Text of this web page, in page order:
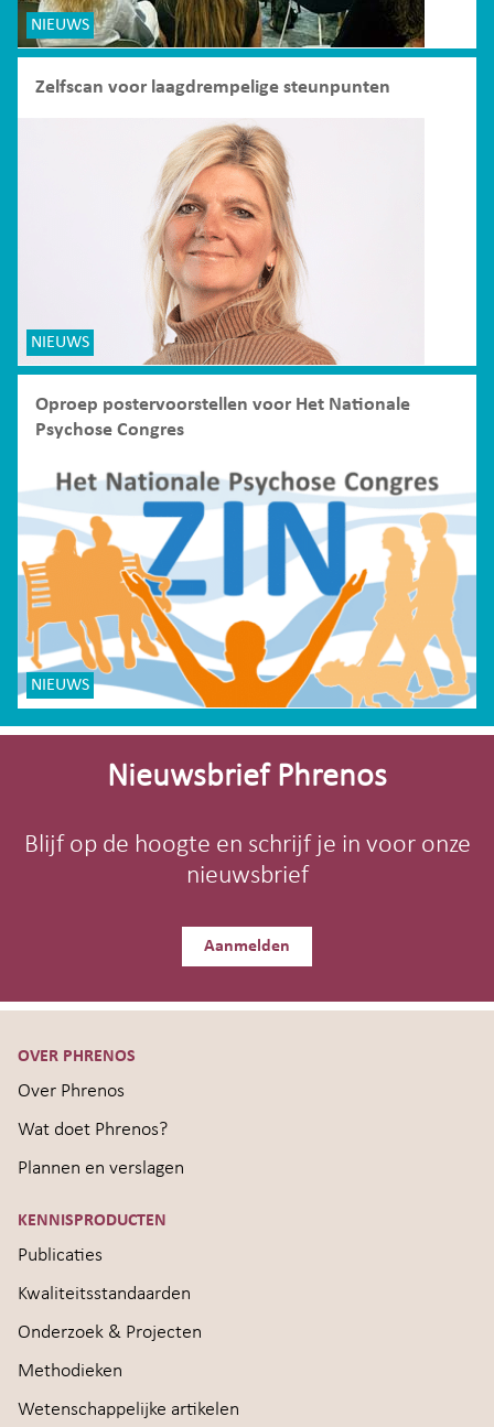
NIEUWS
Zelfscan voor laagdrempelige steunpunten
NIEUWS
Oproep postervoorstellen voor Het Nationale
Psychose Congres
NIEUWS
Site-
Nieuwsbrief Phrenos
Blijf op de hoogte en schrijf je in voor onze
nieuwsbrief
Aanmelden
OVER PHRENOS
Over Phrenos
Wat doet Phrenos?
Plannen en verslagen
KENNISPRODUCTEN
Publicaties
Kwaliteitsstandaarden
Onderzoek & Projecten
Methodieken
Wetenschappelijke artikelen